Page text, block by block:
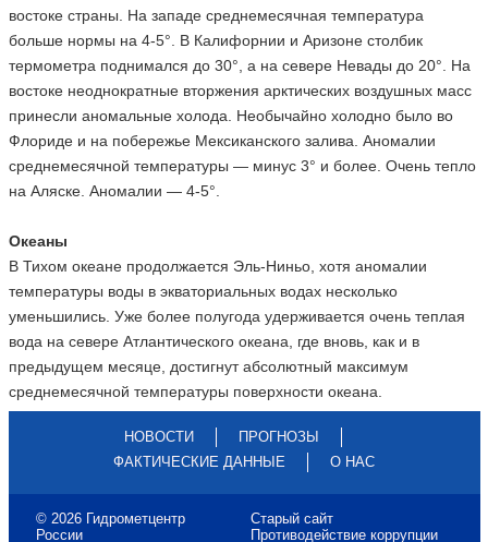
востоке страны. На западе среднемесячная температура
больше нормы на 4-5°. В Калифорнии и Аризоне столбик
термометра поднимался до 30°, а на севере Невады до 20°. На
востоке неоднократные вторжения арктических воздушных масс
принесли аномальные холода. Необычайно холодно было во
Флориде и на побережье Мексиканского залива. Аномалии
среднемесячной температуры — минус 3° и более. Очень тепло
на Аляске. Аномалии — 4-5°.
Океаны
В Тихом океане продолжается Эль-Ниньо, хотя аномалии
температуры воды в экваториальных водах несколько
уменьшились. Уже более полугода удерживается очень теплая
вода на севере Атлантического океана, где вновь, как и в
предыдущем месяце, достигнут абсолютный максимум
среднемесячной температуры поверхности океана.
НОВОСТИ
ПРОГНОЗЫ
ФАКТИЧЕСКИЕ ДАННЫЕ
О НАС
© 2026 Гидрометцентр
России
Старый сайт
Противодействие коррупции